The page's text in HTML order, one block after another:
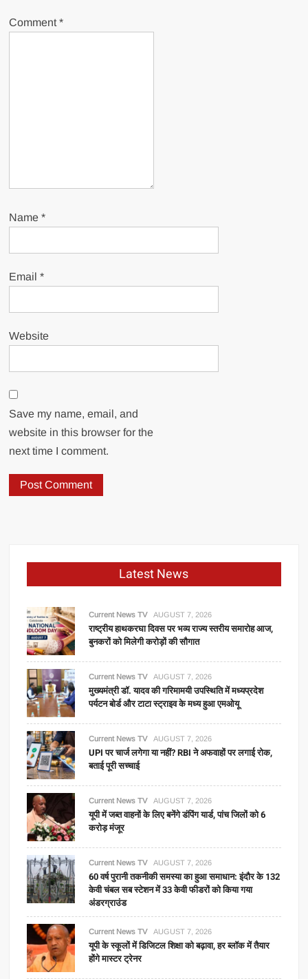
Comment*
Name*
Email*
Website
Save my name, email, and
website in this browser for the
next time I comment.
Latest News
Current News TV AUGUST 7, 2026
राष्ट्रीय हाथकरघा दिवस पर भव्य राज्य स्तरीय समारोह आज,
बुनकरों को मिलेगी करोड़ों की सौगात
Current News TV AUGUST 7, 2026
मुख्यमंत्री डॉ. यादव की गरिमामयी उपस्थिति में मध्यप्रदेश
पर्यटन बोर्ड और टाटा स्ट्राइव के मध्य हुआ एमओयू
Current News TV AUGUST 7, 2026
UPI पर चार्ज लगेगा या नहीं? RBI ने अफवाहों पर लगाई रोक,
बताई पूरी सच्चाई
Current News TV AUGUST 7, 2026
यूपी में जब्त वाहनों के लिए बनेंगे डंपिंग यार्ड, पांच जिलों को 6
करोड़ मंजूर
Current News TV AUGUST 7, 2026
60 वर्ष पुरानी तकनीकी समस्या का हुआ समाधान: इंदौर के 132
केवी चंबल सब स्टेशन में 33 केवी फीडरों को किया गया
अंडरग्राउंड
Current News TV AUGUST 7, 2026
यूपी के स्कूलों में डिजिटल शिक्षा को बढ़ावा, हर ब्लॉक में तैयार
होंगे मास्टर ट्रेनर